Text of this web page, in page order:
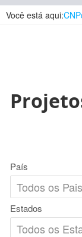
Você está aqui:
País
Estados